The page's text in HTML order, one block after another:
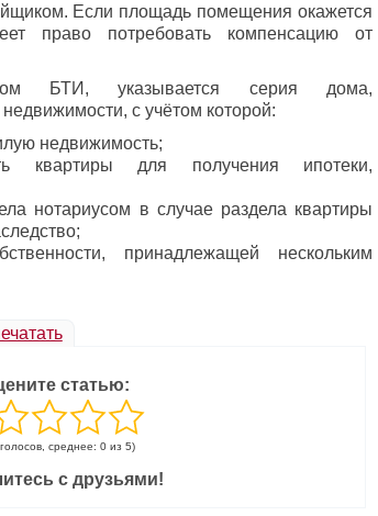
Если площадь помещения окажется
право потребовать компенсацию от
БТИ, указывается серия дома,
с учётом которой:
недвижимость;
квартиры для получения ипотеки,
нотариусом в случае раздела квартиры
принадлежащей нескольким
статью:
среднее: 0 из 5)
с друзьями!